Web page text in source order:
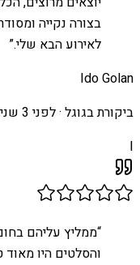
בצורה נקייה
לאירוע הבא שלי.”
Ido Golan
ביקורת בגוגל ·לפני 3 שנים
I
“ממליץ עליהם
והסלטים היו